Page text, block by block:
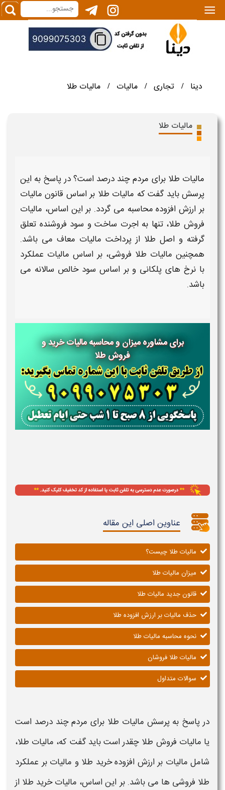
|||
دینا / تجاری / مالیات / مالیات طلا
مالیات طلا
مالیات طلا برای مردمچند درصد است؟ در پاسخ به این
پرسش باید گفت که مالیات طلا بر اساس قانون مالیات
بر ارزش افزوده محاسبه می گردد. بر این اساس، مالیات
فروش طلا، تنها به اجرت ساخت و سود فروشنده تعلق
گرفته و اصل طلا از پرداخت مالیات معاف می باشد.
همچنین مالیات طلا فروشی، بر اساس مالیات عملکرد
با نرخ های پلکانی و بر اساس سود خالص سالانه می
باشد.
برای مشاوره میزان و محاسبه مالیات خرید و
فروش طلا
عناوین اصلی این مقاله
مالیات طلا چیست؟
میزان مالیات طلا
قانون جدید مالیات طلا
حذف مالیات بر ارزش افزوده طلا
نحوه محاسبه مالیات طلا
مالیات طلا فروشان
سوالات متداول
در پاسخ به پرسش مالیات طلا برای مردمچند درصد است
یا مالیات فروش طلا چقدر استباید گفت که، مالیات طلا،
شامل مالیات بر ارزش افزوده خرید طلاو مالیاتبر عملکرد
طلا فروشی ها می باشد. بر این اساس، مالیاتخرید طلا از